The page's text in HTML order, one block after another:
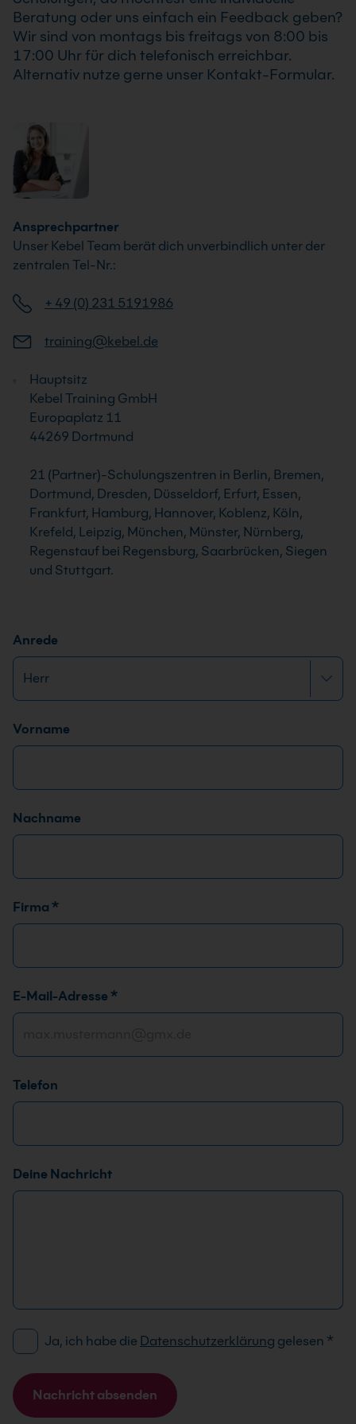
Beratung oder uns einfach ein Feedback geben?
Wir sind von montags bis freitags von 8:00 bis
17:00 Uhr für dich telefonisch erreichbar.
Alternativ nutze gerne unser Kontakt-Formular.
Ansprechpartner
Unser Kebel Team berät dich unverbindlich unter der
zentralen Tel-Nr.:
+ 49 (0) 231 5191986
training@kebel.de
Hauptsitz
Kebel Training GmbH
Europaplatz 11
44269 Dortmund
21 (Partner)-Schulungszentren in Berlin, Bremen,
Dortmund, Dresden, Düsseldorf, Erfurt, Essen,
Frankfurt, Hamburg, Hannover, Koblenz, Köln,
Krefeld, Leipzig, München, Münster, Nürnberg,
Regenstauf bei Regensburg, Saarbrücken, Siegen
und Stuttgart.
Anrede
Name*
Vorname
Nachname
N
a
h
i
c
t
L
t
T
n
Firma *
E-Mail-Adresse *
Telefon
Deine Nachricht
D
S
G
V
O
Ja, ich habe die Datenschutzerklärung gelesen *
Nachricht absenden